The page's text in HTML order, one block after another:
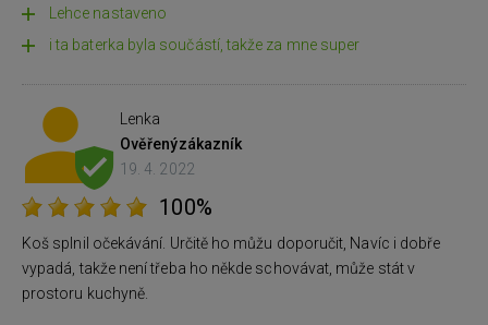
Lehce nastaveno
i ta baterka byla součástí, takže za mne super
Lenka
Ověřenýzákazník
19. 4. 2022
100%
Koš splnil očekávání. Určitě ho můžu doporučit, Navíc i dobře
vypadá, takže není třeba ho někde schovávat, může stát v
prostoru kuchyně.